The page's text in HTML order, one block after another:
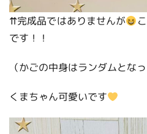
⇈完成品ではありませんが
です！！
（かごの中身はランダムとな
くまちゃん可愛いです